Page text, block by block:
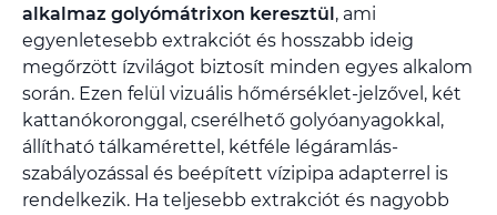
alkalmaz golyómátrixon keresztül , ami
egyenletesebb extrakciót és hosszabb ideig
megőrzött ízvilágot biztosít minden egyes alkalom
során. Ezen felül vizuális hőmérséklet-jelzővel, két
kattanókoronggal, cserélhető golyóanyagokkal,
állítható tálkamérettel, kétféle légáramlás-
szabályozással és beépített vízipipa adapterrel is
rendelkezik. Ha teljesebb extrakciót és nagyobb